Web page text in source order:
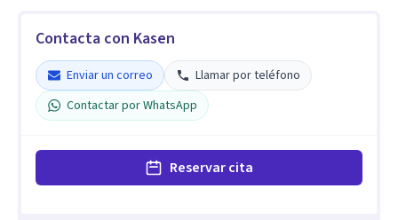
Contacta con Kasen
Enviar un correo
Llamar por teléfono
Contactar por WhatsApp
Reservar cita